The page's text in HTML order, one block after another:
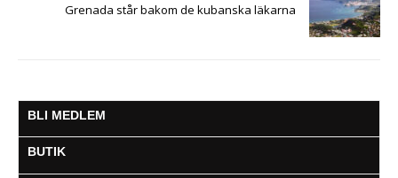
Grenada står bakom de kubanska läkarna
BLI MEDLEM
BUTIK